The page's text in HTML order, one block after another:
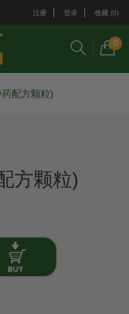
注册 登录 收藏 (0)
0
配方颗粒)
方颗粒)